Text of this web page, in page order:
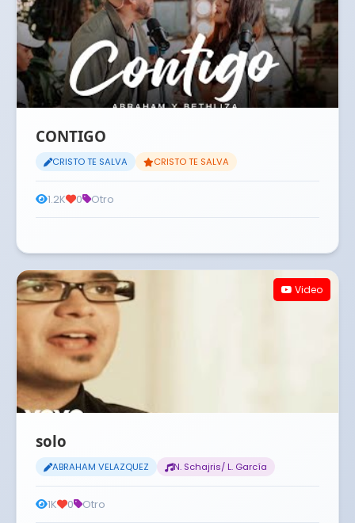
CONTIGO
CRISTO TE SALVA CRISTO TE SALVA
1.2K 0 Otro
Video
solo
ABRAHAM VELAZQUEZ N. Schajris/ L. García
1K 0 Otro